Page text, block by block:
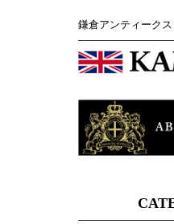
鎌倉アンティーク